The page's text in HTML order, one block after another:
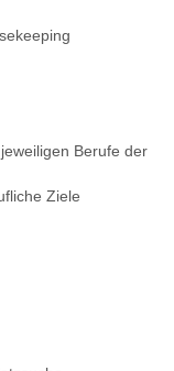
Berufe der
Ziele